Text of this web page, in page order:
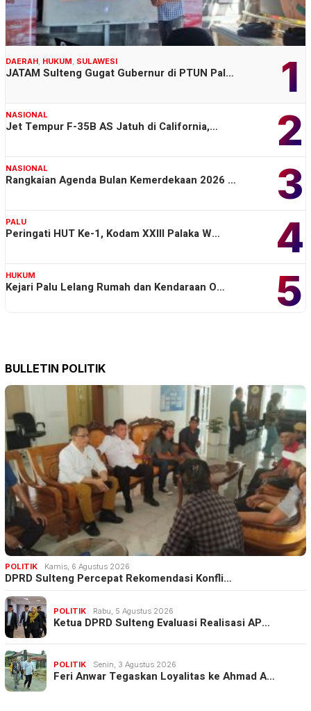
1
DAERAH, HUKUM, SULAWESI
JATAM Sulteng Gugat Gubernur di PTUN Pal…
2
NASIONAL
Jet Tempur F-35B AS Jatuh di California,…
3
NASIONAL
Rangkaian Agenda Bulan Kemerdekaan 2026 …
4
PALU
Peringati HUT Ke-1, Kodam XXIII Palaka W…
5
HUKUM
Kejari Palu Lelang Rumah dan Kendaraan O…
BULLETIN POLITIK
POLITIK Kamis, 6 Agustus 2026
DPRD Sulteng Percepat Rekomendasi Konfli…
POLITIK Rabu, 5 Agustus 2026
Ketua DPRD Sulteng Evaluasi Realisasi AP…
POLITIK Senin, 3 Agustus 2026
Feri Anwar Tegaskan Loyalitas ke Ahmad A…